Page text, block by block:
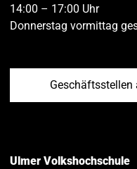
14:00 – 17:00 Uhr
Donnerstag vormittag
Geschäftsstellen
Ulmer Volkshochschule